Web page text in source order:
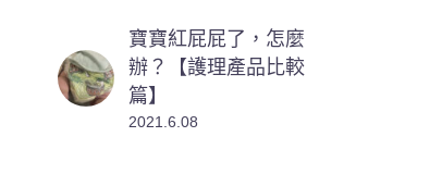
寶寶紅屁屁了，怎麼
辦？【護理產品比較
篇】
2021.6.08